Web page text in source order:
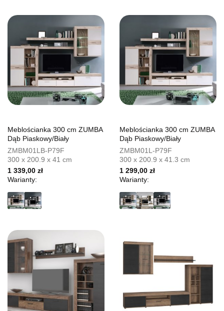
Meblościanka 300 cm ZUMBA
Dąb Piaskowy/Biały
ZMBM01LB-P79F
300 x 200.9 x 41 cm
1 339,00 zł
Warianty:
Meblościanka 300 cm ZUMBA
Dąb Piaskowy/Biały
ZMBM01L-P79F
300 x 200.9 x 41.3 cm
1 299,00 zł
Warianty: